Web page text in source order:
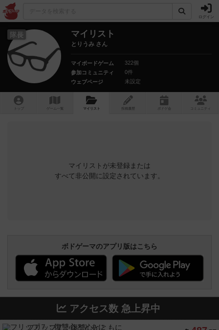
ログイン
隊長 マイリスト
とりうみ さん
マイボードゲーム
322個
参加コミュニティ
0件
ウェブページ
未設定
トップ ゲーム一覧 マイリスト 投稿履歴 ボ ドゲ コミュニティ
マイリストが未登録または
すべて非公開に設定されています。
ボドゲーマのアプリ版はこちら
アクセス数 急上昇中
フリップ７：復讐心とともに